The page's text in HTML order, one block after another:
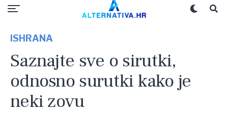
ISHRANA
Saznajte sve o sirutki,
odnosno surutki kako je
neki zovu